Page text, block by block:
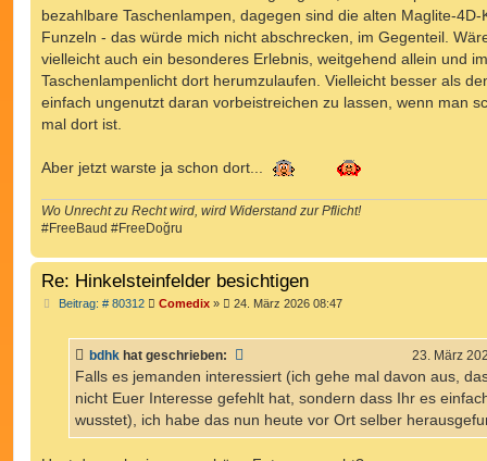
bezahlbare Taschenlampen, dagegen sind die alten Maglite-4D-
Funzeln - das würde mich nicht abschrecken, im Gegenteil.
vielleicht auch ein besonderes Erlebnis, weitgehend allein und im
Taschenlampenlicht dort herumzulaufen. Vielleicht besser als
einfach ungenutzt daran vorbeistreichen zu lassen, wenn man
mal dort ist.
Aber jetzt warste ja schon dort...
Wo Unrecht zu Recht wird, wird Widerstand zur Pflicht!
#FreeBaud #FreeDoğru
Re: Hinkelsteinfelder besichtigen
Beitrag: # 80312B
r
a
Comedix» 24. März 2026 08:47
bdhk hat geschrieben: 23. März
Falls es jemanden interessiert (ich gehe mal davon aus,
nicht Euer Interesse gefehlt hat, sondern dass Ihr es
wusstet), ich habe das nun heute vor Ort selber